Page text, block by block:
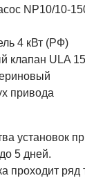
NP10/10-
4 кВт (РФ)
клапан ULA
привода
установок
5 дней.
проходит ряд